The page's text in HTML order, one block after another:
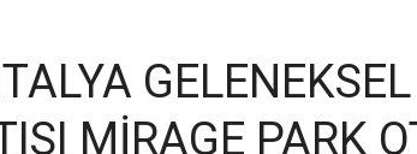
MİRAGE PARK